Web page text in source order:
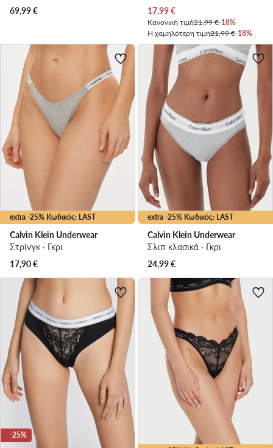
69,99€
Τρέχουσα τιμή
17,99€
Κανονική τιμή21,99 €-18%
Η χαμηλότερη τιμή21,99 €-18%
extra -25% Κωδικός: LAST
Calvin Klein Underwear
Στρίνγκ · Γκρι
17,90€
extra -25% Κωδικός: LAST
Calvin Klein Underwear
Σλιπ κλασικά · Γκρι
24,99€
-25%